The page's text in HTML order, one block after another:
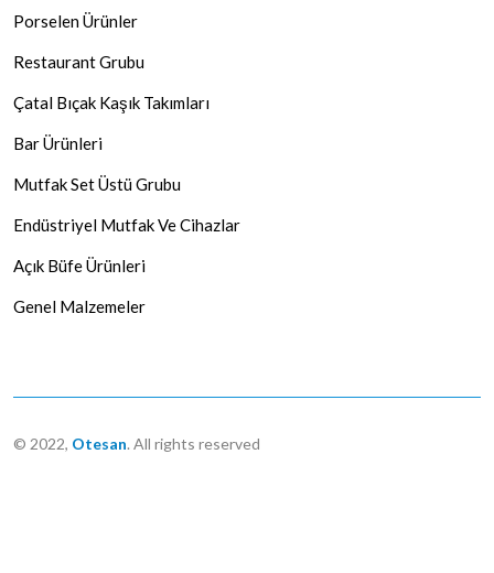
Porselen Ürünler
Restaurant Grubu
Çatal Bıçak Kaşık Takımları
Bar Ürünleri
Mutfak Set Üstü Grubu
Endüstriyel Mutfak Ve Cihazlar
Açık Büfe Ürünleri
Genel Malzemeler
© 2022, Otesan. All rights reserved